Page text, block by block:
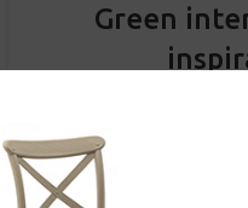
Green
A sed a risusat luctus
blandit nam rutrum sitmiad
varius